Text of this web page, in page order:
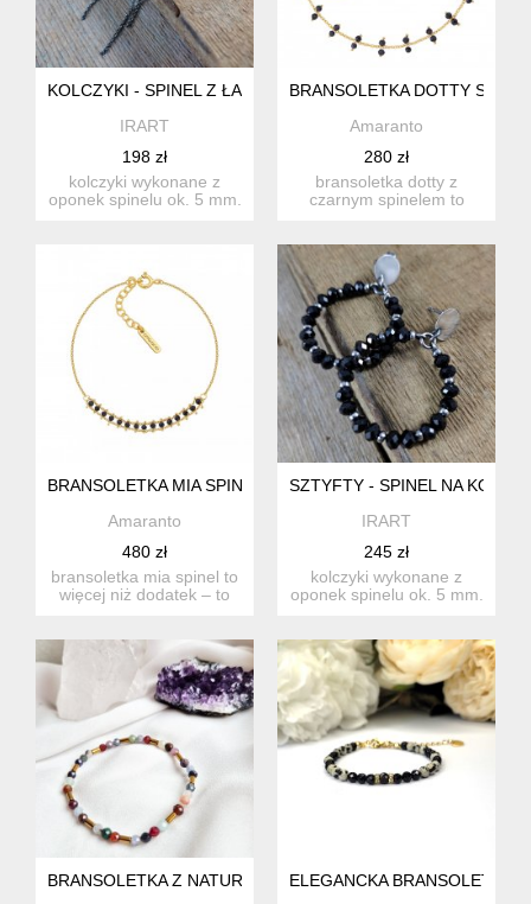
KOLCZYKI - SPINEL Z ŁAŃCUSZKAMI
IRART
198 zł
kolczyki wykonane z
oponek spinelu ok. 5 mm.
BRANSOLETKA DOTTY
Amaranto
280 zł
bransoletka dotty z
czarnym spinelem to
BRANSOLETKA MIA SPINEL
Amaranto
480 zł
bransoletka mia spinel to
więcej niż dodatek – to
SZTYFTY - SPINEL NA KOLE
IRART
245 zł
kolczyki wykonane z
oponek spinelu ok. 5 mm.
BRANSOLETKA Z NATURALNYCH SPINELIELEGANCKA BRANSOLETKA